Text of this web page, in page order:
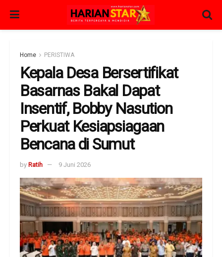
Home PERISTIWA
Kepala Desa Bersertifikat
Basarnas Bakal Dapat
Insentif, Bobby Nasution
Perkuat Kesiapsiagaan
Bencana di Sumut
by Ratih 9 Juni 2026